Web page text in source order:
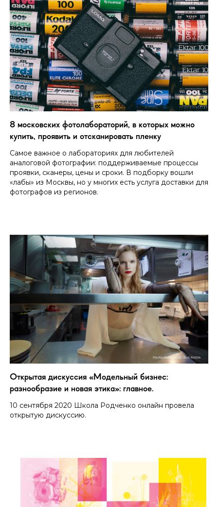
8 московских фотолабораторий, в которых можно
купить, проявить и отсканировать пленку
Самое важное о лабораториях для любителей
аналоговой фотографии: поддерживаемые процессы
проявки, сканеры, цены и сроки. В подборку вошли
«лабы» из Москвы, но у многих есть услуга доставки для
фотографов из регионов.
Открытая дискуссия «Модельный бизнес:
разнообразие и новая этика»: главное.
10 сентября 2020 Школа Родченко онлайн провела
открытую дискуссию.